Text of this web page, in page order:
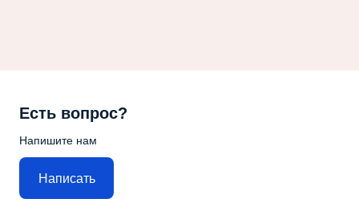
Есть вопрос?
Напишите нам
Написать